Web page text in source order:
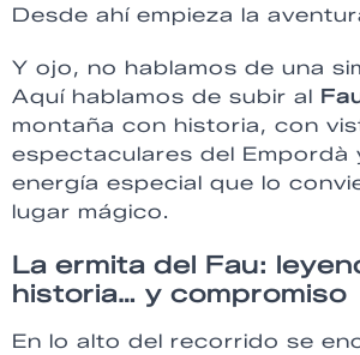
Desde ahí empieza la
Y ojo, no hablamos de una
Aquí hablamos de subir al
montaña con historia, con
espectaculares del Empordà
energía especial que lo
lugar mágico.
La ermita del Fau:
historia… y compromiso
En lo alto del recorrido se